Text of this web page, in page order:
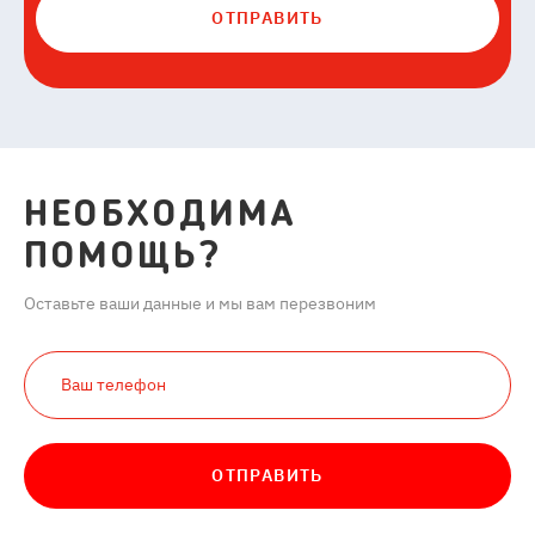
ОТПРАВИТЬ
НЕОБХОДИМА
ПОМОЩЬ?
Оставьте ваши данные и мы вам перезвоним
ОТПРАВИТЬ